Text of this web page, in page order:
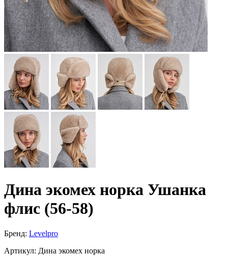
Дина экомех норка Ушанка
флис (56-58)
Бренд: Levelpro
Артикул: Дина экомех норка